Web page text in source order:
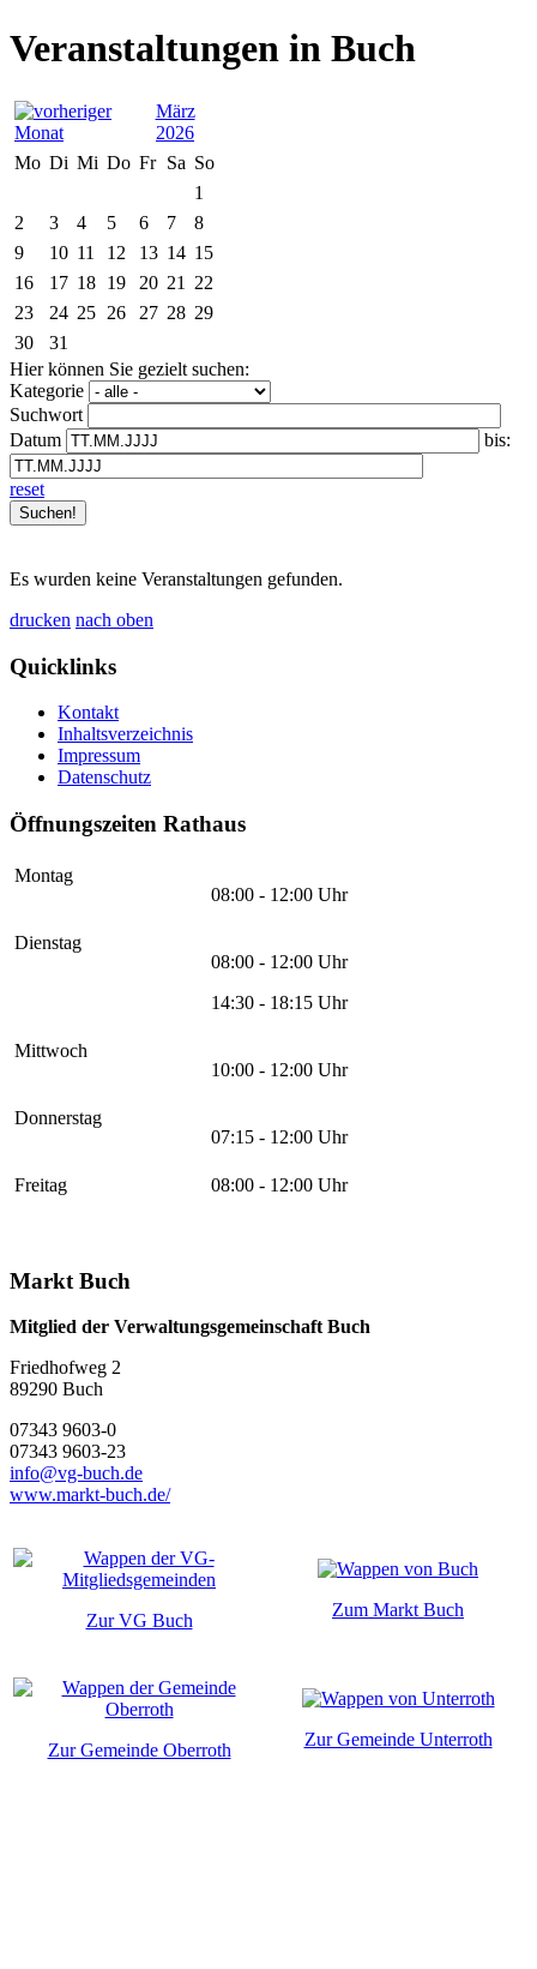
Veranstaltungen in Buch
März
2026
Mo Di Mi Do Fr Sa So
1
2
3 4 5 6 7
8
9
10 11 12 13 14 15
16
17 18 19 20 21
22
23
24 25 26 27 28 29
30
31
Hier können Sie gezielt suchen:
Kategorie
Suchwort
Datum
bis:
reset
Es wurden keine Veranstaltungen gefunden.
drucken nach oben
Quicklinks
Kontakt
Inhaltsverzeichnis
Impressum
Datenschutz
Öffnungszeiten Rathaus
Montag
08:00 - 12:00 Uhr
Dienstag
08:00 - 12:00 Uhr
14:30 - 18:15 Uhr
Mittwoch
10:00 - 12:00 Uhr
Donnerstag
07:15 - 12:00 Uhr
Freitag 08:00 - 12:00 Uhr
Markt Buch
Mitglied der Verwaltungsgemeinschaft Buch
Friedhofweg 2
89290 Buch
07343 9603-0
07343 9603-23
info@vg-buch.de
www.markt-buch.de/
Zur VG Buch
Zum Markt Buch
Zur Gemeinde Oberroth
Zur Gemeinde Unterroth